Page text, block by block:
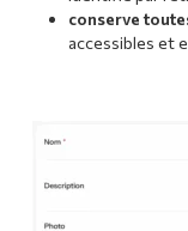
conserve
accessibles et